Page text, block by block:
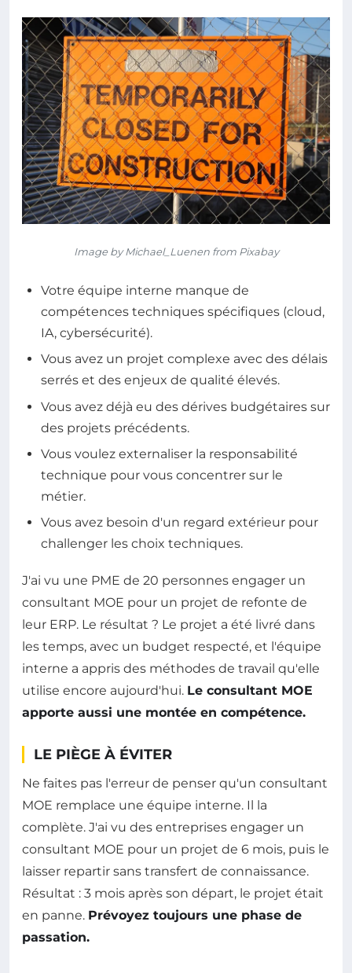
Image by Michael_Luenen from Pixabay
Votre équipe interne manque de
compétences techniques spécifiques (cloud,
IA, cybersécurité).
Vous avez un projet complexe avec des délais
serrés et des enjeux de qualité élevés.
Vous avez déjà eu des dérives budgétaires sur
des projets précédents.
Vous voulez externaliser la responsabilité
technique pour vous concentrer sur le
métier.
Vous avez besoin d'un regard extérieur pour
challenger les choix techniques.
J'ai vu une PME de 20 personnes engager un
consultant MOE pour un projet de refonte de
leur ERP. Le résultat ? Le projet a été livré dans
les temps, avec un budget respecté, et l'équipe
interne a appris des méthodes de travail qu'elle
utilise encore aujourd'hui. Le consultant MOE
apporte aussi une montée en compétence.
LE PIÈGE À ÉVITER
Ne faites pas l'erreur de penser qu'un consultant
MOE remplace une équipe interne. Il la
complète. J'ai vu des entreprises engager un
consultant MOE pour un projet de 6 mois, puis le
laisser repartir sans transfert de connaissance.
Résultat : 3 mois après son départ, le projet était
en panne. Prévoyez toujours une phase de
passation.